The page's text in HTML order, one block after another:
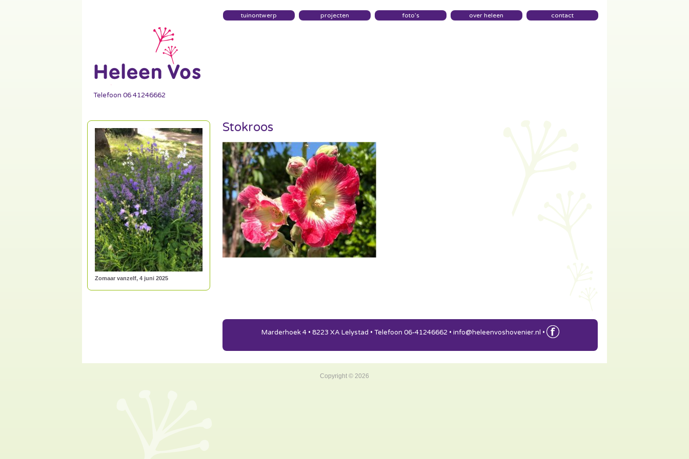
tuinontwerp projecten foto’s over heleen contact
Stokroos
Telefoon 06 41246662
Zomaar vanzelf, 4 juni 2025
Marderhoek 4 • 8223 XA Lelystad • Telefoon 06-41246662 • info@heleenvoshovenier.nl •
Copyright © 2026